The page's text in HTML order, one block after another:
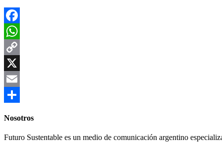
Facebook
WhatsApp
Copy
Link
X
Email
Nosotros
Futuro Sustentable es un medio de comunicación argentino